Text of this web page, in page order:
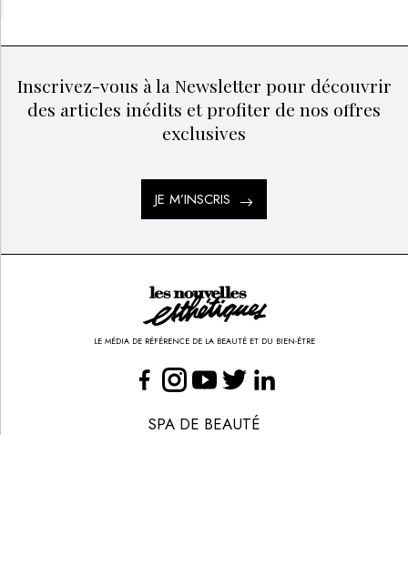
Inscrivez-vous à la Newsletter pour découvrir
des articles inédits et profiter de nos offres
exclusives
JE M’INSCRIS
LE MÉDIA DE RÉFÉRENCE DE LA BEAUTÉ ET DU BIEN-ÊTRE
SPA DE BEAUTÉ